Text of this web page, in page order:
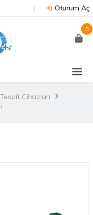
Oturum Aç
0
Cihazları
NUCLEO-H745ZI-Q
2.790,04TL